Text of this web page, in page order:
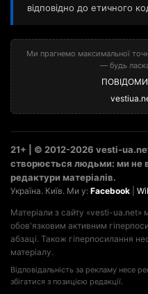
відповідно до етичного
Ми прагнемо максимальної
— будь
21+ | © 2012-2026 vesti-
створюється людьми: ми не
редактури матеріалів.
Україна. Київ. Ми у: Facebook
Матеріали з сайту «vesti-
обов'язковим активним
абзаці. Також гіперпосилання
матеріалу.
Відповідальність за рекламу несе
збігатися з позицією редакції.